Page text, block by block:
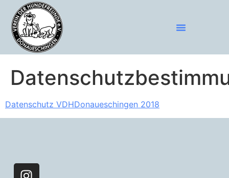
Datenschutz VDHDonaueschingen 2018